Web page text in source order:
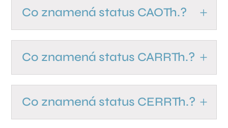
Co znamená status CAOTh.?
Co znamená status CARRTh.?
Co znamená status CERRTh.?